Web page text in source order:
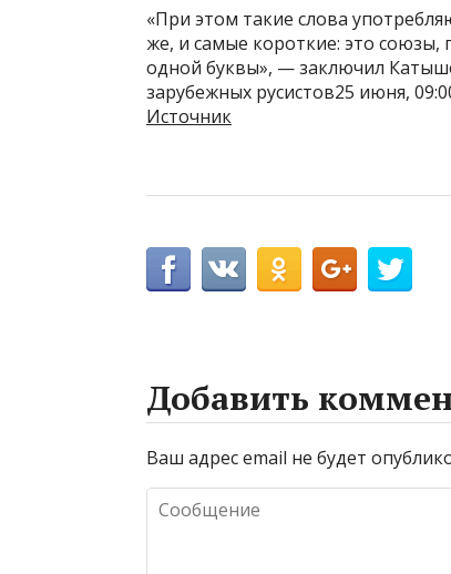
«При этом такие слова
же, и самые короткие: это союзы,
одной буквы», — заключил
зарубежных русистов25 июня,
Источник
Добавить
Ваш адрес email не будет